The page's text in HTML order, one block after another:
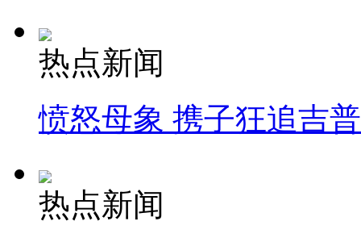
热点新闻
愤怒母象 携子狂追吉
热点新闻